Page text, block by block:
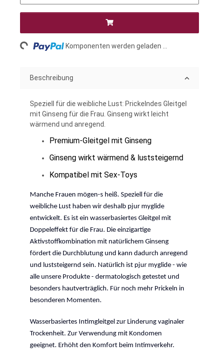
Komponenten werden geladen ...
Beschreibung
Speziell für die weibliche Lust: Prickelndes Gleitgel
mit Ginseng für die Frau. Ginseng wirkt leicht
wärmend und anregend.
Premium-Gleitgel mit Ginseng
Ginseng wirkt wärmend & luststeigernd
Kompatibel mit Sex-Toys
Manche Frauen mögen-s heiß. Speziell für die
weibliche Lust haben wir deshalb pjur myglide
entwickelt. Es ist ein wasserbasiertes Gleitgel mit
Doppeleffekt für die Frau. Die einzigartige
Aktivstoffkombination mit natürlichem Ginseng
fördert die Durchblutung und kann dadurch anregend
und luststeigernd sein. Natürlich ist pjur myglide - wie
alle unsere Produkte - dermatologisch getestet und
besonders hautverträglich. Für noch mehr Prickeln in
besonderen Momenten.
Wasserbasiertes Intimgleitgel zur Linderung vaginaler
Trockenheit. Zur Verwendung mit Kondomen
geeignet. Erhöht den Komfort beim Intimverkehr.